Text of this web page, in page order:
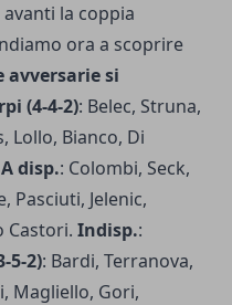
la coppia
ora a scoprire
avversarie si
(4-4-2): Belec, Struna,
Lollo, Bianco, Di
A disp.: Colombi, Seck,
Pasciuti, Jelenic,
Castori. Indisp.:
5-2): Bardi, Terranova,
Magliello, Gori,